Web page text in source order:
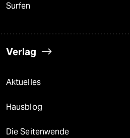
Surfen
Verlag
Aktuelles
Hausblog
Die Seitenwende